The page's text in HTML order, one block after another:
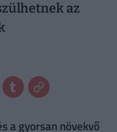
az
a gyorsan növekvő